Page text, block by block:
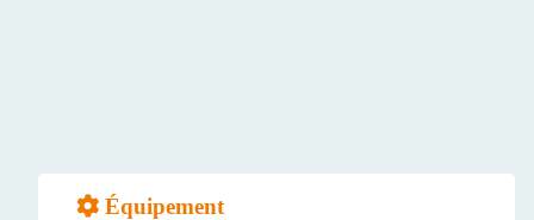
Équipement